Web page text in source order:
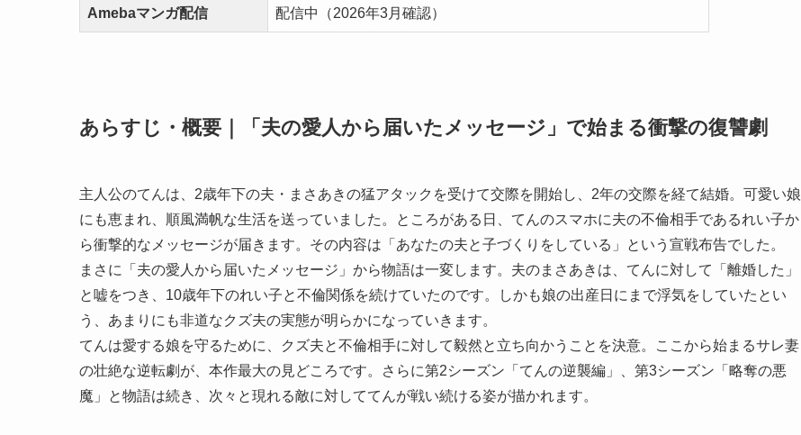
Amebaマンガ配信 配信中（2026年3月確認）
あらすじ・概要｜「夫の愛人から届いたメッセージ」で始まる衝撃の復讐劇
主人公のてんは、2歳年下の夫・まさあきの猛アタックを受けて交際を開始し、2年の交際を経て結婚。可愛い娘
にも恵まれ、順風満帆な生活を送っていました。ところがある日、てんのスマホに夫の不倫相手であるれい子か
ら衝撃的なメッセージが届きます。その内容は「あなたの夫と子づくりをしている」という宣戦布告でした。
まさに「夫の愛人から届いたメッセージ」から物語は一変します。夫のまさあきは、てんに対して「離婚した」
と嘘をつき、10歳年下のれい子と不倫関係を続けていたのです。しかも娘の出産日にまで浮気をしていたとい
う、あまりにも非道なクズ夫の実態が明らかになっていきます。
てんは愛する娘を守るために、クズ夫と不倫相手に対して毅然と立ち向かうことを決意。ここから始まるサレ妻
の壮絶な逆転劇が、本作最大の見どころです。さらに第2シーズン「てんの逆襲編」、第3シーズン「略奪の悪
魔」と物語は続き、次々と現れる敵に対しててんが戦い続ける姿が描かれます。